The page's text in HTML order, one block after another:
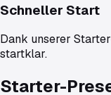
Schneller Start
Dank unserer
startklar.
Starter-